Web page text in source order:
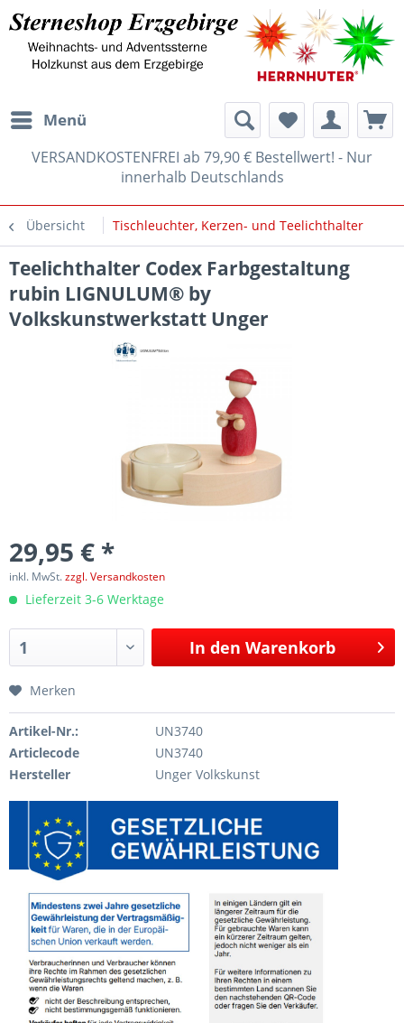
Menü
VERSANDKOSTENFREI ab 79,90 € Bestellwert! - Nur
innerhalb Deutschlands
Übersicht Tischleuchter, Kerzen- und Teelichthalter
Teelichthalter Codex Farbgestaltung
rubin LIGNULUM® by
Volkskunstwerkstatt Unger
29,95 € *
inkl. MwSt.zzgl. Versandkosten
Lieferzeit 3-6 Werktage
In den Warenkorb
Merken
Artikel-Nr.:
UN3740
Articlecode
UN3740
Hersteller
Unger Volkskunst